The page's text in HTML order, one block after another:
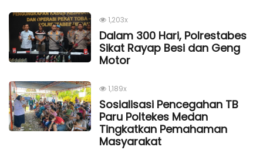
1,203x
Dalam 300 Hari, Polrestabes
Sikat Rayap Besi dan Geng
Motor
1,189x
Sosialisasi Pencegahan TB
Paru Poltekes Medan
Tingkatkan Pemahaman
Masyarakat